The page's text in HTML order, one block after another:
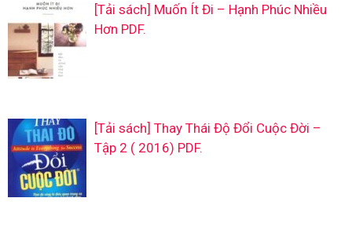
[Tải sách] Muốn Ít Đi – Hạnh Phúc Nhiều
Hơn PDF.
[Tải sách] Thay Thái Độ Đổi Cuộc Đời –
Tập 2 ( 2016) PDF.